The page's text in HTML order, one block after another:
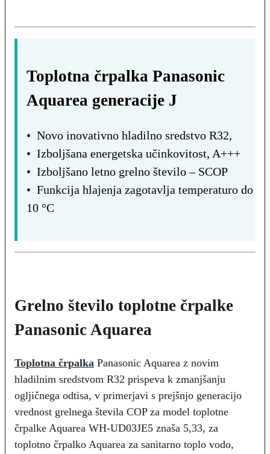
Toplotna črpalka Panasonic
Aquarea generacije J
• Novo inovativno hladilno sredstvo R32,
• Izboljšana energetska učinkovitost, A+++
• Izboljšano letno grelno število – SCOP
• Funkcija hlajenja zagotavlja temperaturo do
10 °C
Grelno število toplotne črpalke
Panasonic Aquarea
Toplotna črpalka Panasonic Aquarea z novim
hladilnim sredstvom R32 prispeva k zmanjšanju
ogljičnega odtisa, v primerjavi s prejšnjo generacijo
vrednost grelnega števila COP za model toplotne
črpalke Aquarea WH-UD03JE5 znaša 5,33, za
toplotno črpalko Aquarea za sanitarno toplo vodo,